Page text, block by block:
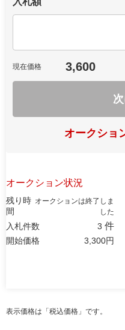
現在価格 3,600
オークショ
オークション状況
残り時
間
オークションは終了しま
した
入札件数 3 件
開始価格 3,300円
表示価格は「税込価格」です。